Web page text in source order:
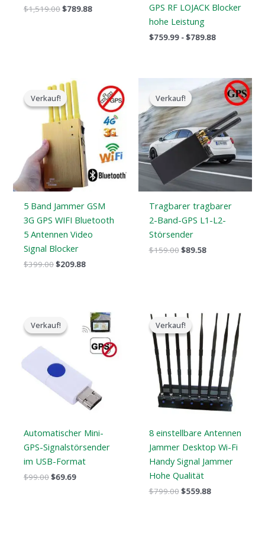
$1,519.00$789.88
GPS RF LOJACK Blocker
hohe Leistung
$759.99 -$789.88
Verkauf!
Verkauf!
5 Band Jammer GSM
3G GPS WIFI Bluetooth
5 Antennen Video
Signal Blocker
$399.00
Der
ursprüngliche
Preis
war:
$399.00.
$209.88
aktuelle
Preis
$209.88.
Verkauf!
Verkauf!
Tragbarer tragbarer
2-Band-GPS L1-L2-
Störsender
$159.00
ursprüngliche
Preis
war:
$159.00.
$89.58
Der
aktuelle
Preis
ist:
$89.58.
Verkauf!
Verkauf!
Automatischer Mini-
GPS-Signalstörsender
im USB-Format
$99.00
ursprüngliche
Preis
war:
$69.69
aktuelle
Preis
$69.69.
Verkauf!
Verkauf!
8 einstellbare Antennen
Jammer Desktop Wi-Fi
Handy Signal Jammer
Hohe Qualität
$799.00
ursprüngliche
Preis
war:
$799.00.
$559.88
aktuelle
Preis
ist:
$559.88.